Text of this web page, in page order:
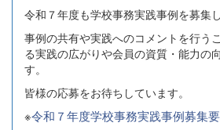
令和７年度も学校事務実践事例を募集し
事例の共有や実践へのコメントを行う
る実践の広がりや会員の資質・能力の
す。
皆様の応募をお待ちしています。
※令和７年度学校事務実践事例募集